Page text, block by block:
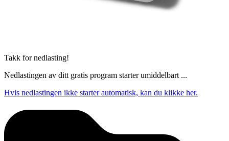
Takk for nedlasting!
Nedlastingen av ditt gratis program starter umiddelbart ...
Hvis nedlastingen ikke starter automatisk, kan du klikke her.